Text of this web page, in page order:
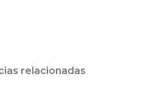
relacionadas